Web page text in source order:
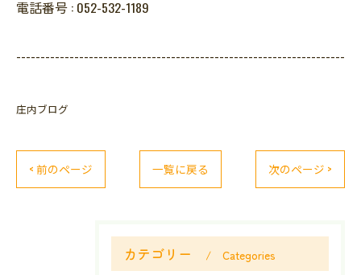
電話番号 : 052-532-1189
--------------------------------------------------------------------
庄内ブログ
< 前のページ 一覧に戻る 次のページ >
カテゴリー Categories